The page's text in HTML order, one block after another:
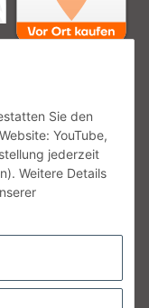
Sie den
YouTube,
jederzeit
Weitere Details